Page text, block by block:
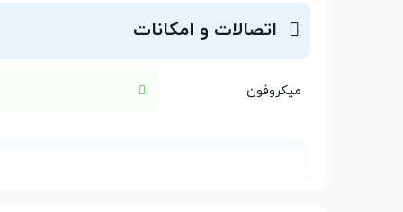
اتصالات و امکانات
میکروفون